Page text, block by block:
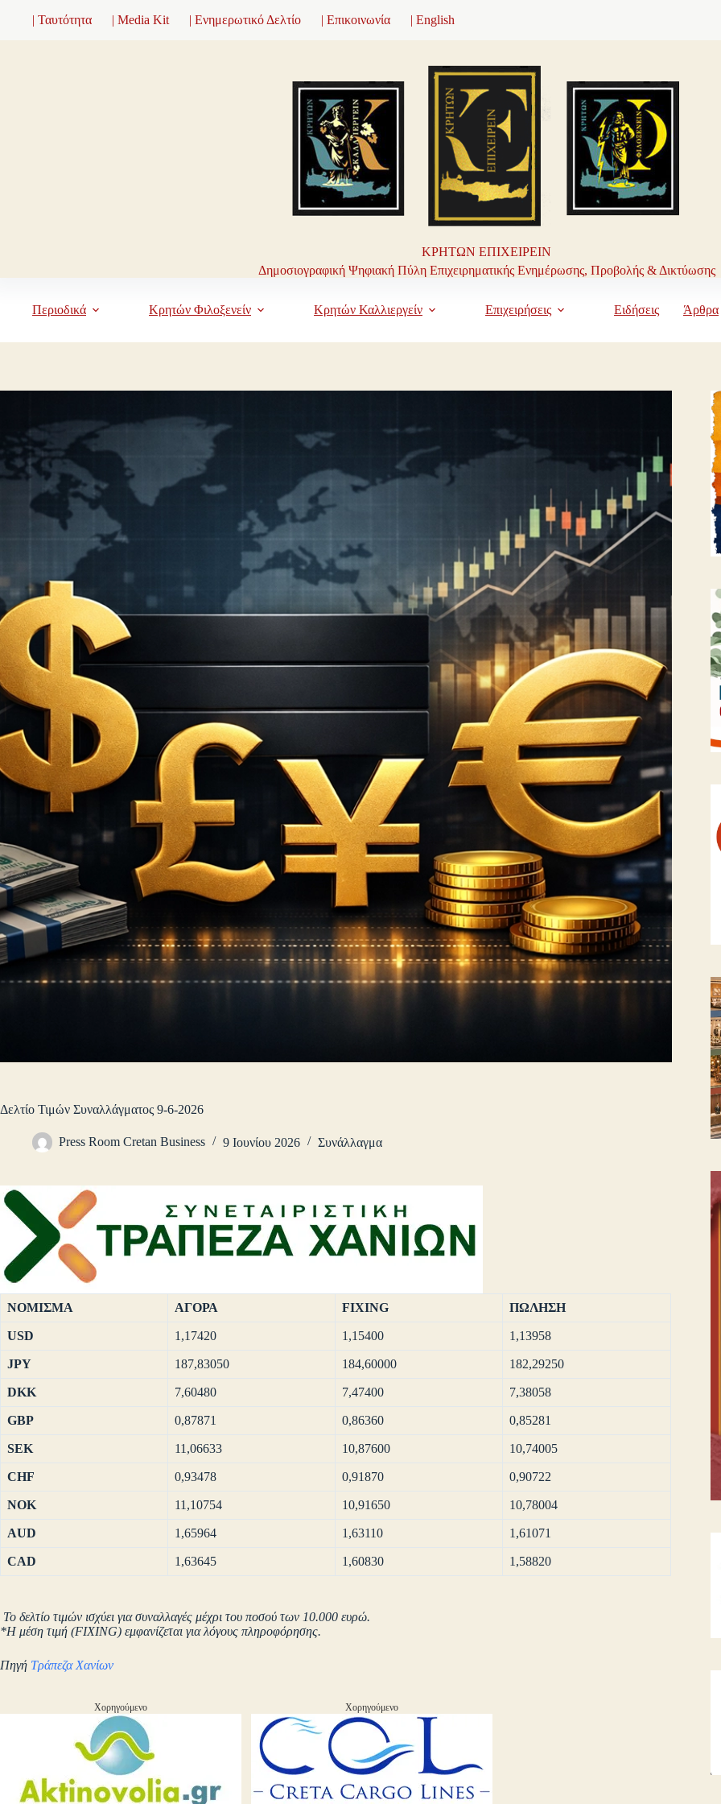
| Ταυτότητα | Media Kit | Ενημερωτικό Δελτίο | Επικοινωνία | English
ΚΡΗΤΩΝ ΕΠΙΧΕΙΡΕΙΝ
Δημοσιογραφική Ψηφιακή Πύλη Επιχειρηματικής Ενημέρωσης, Προβολής & Δικτύωσης
Περιοδικά Κρητών Φιλοξενείν Κρητών Καλλιεργείν Επιχειρήσεις Ειδήσεις Άρθρα
Δελτίο Τιμών Συναλλάγματος 9-6-2026
Press Room Cretan Business 9 Ιουνίου 2026 Συνάλλαγμα
ΝΟΜΙΣΜΑ ΑΓΟΡΑ FIXING ΠΩΛΗΣΗ
USD 1,17420 1,15400 1,13958
JPY 187,83050 184,60000 182,29250
DKK 7,60480 7,47400 7,38058
GBP 0,87871 0,86360 0,85281
SEK 11,06633 10,87600 10,74005
CHF 0,93478 0,91870 0,90722
NOK 11,10754 10,91650 10,78004
AUD 1,65964 1,63110 1,61071
CAD 1,63645 1,60830 1,58820
Το δελτίο τιμών ισχύει για συναλλαγές μέχρι του ποσού των 10.000 ευρώ.
*Η μέση τιμή (FIXING) εμφανίζεται για λόγους πληροφόρησης.
Πηγή Τράπεζα Χανίων
Χορηγούμενο Χορηγούμενο